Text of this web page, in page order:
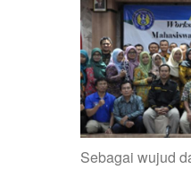
Sebagai wujud